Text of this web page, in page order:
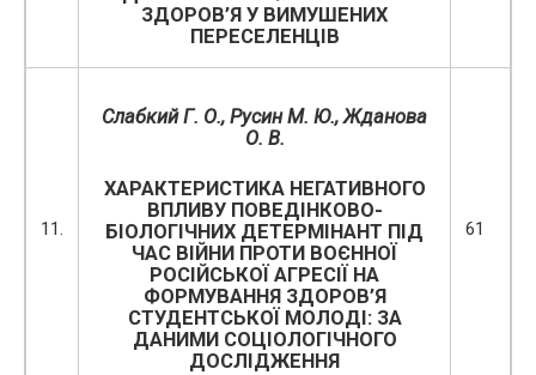
ЗДОРОВ’Я У ВИМУШЕНИХ
ПЕРЕСЕЛЕНЦІВ
11.
Слабкий Г. О., Русин М. Ю., Жданова
О. В.
ХАРАКТЕРИСТИКА НЕГАТИВНОГО
ВПЛИВУ ПОВЕДІНКОВО-
БІОЛОГІЧНИХ ДЕТЕРМІНАНТ ПІД
ЧАС ВІЙНИ ПРОТИ ВОЄННОЇ
РОСІЙСЬКОЇ АГРЕСІЇ НА
ФОРМУВАННЯ ЗДОРОВ’Я
СТУДЕНТСЬКОЇ МОЛОДІ: ЗА
ДАНИМИ СОЦІОЛОГІЧНОГО
ДОСЛІДЖЕННЯ
61